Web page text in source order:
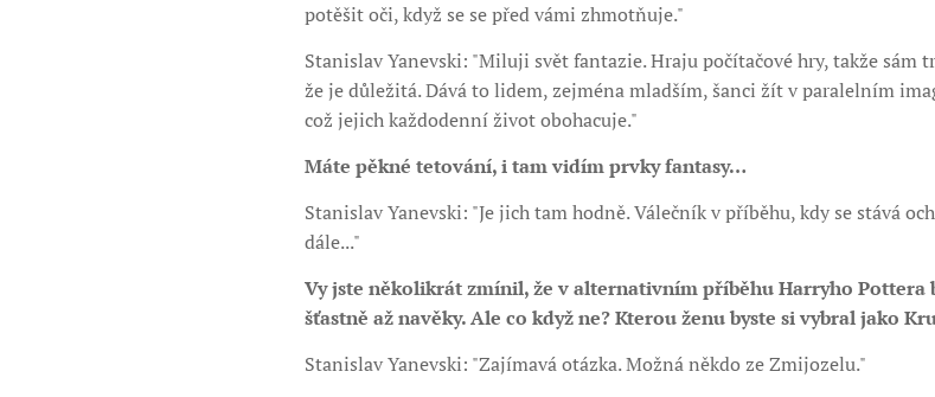
potěšit oči, když se se před vámi zhmotňuje."
Stanislav Yanevski: "Miluji svět fantazie. Hraju počítačové hry, takže sám
že je důležitá. Dává to lidem, zejména mladším, šanci žít v paralelním
což jejich každodenní život obohacuje."
Máte pěkné tetování, i tam vidím prvky fantasy…
Stanislav Yanevski: "Je jich tam hodně. Válečník v příběhu, kdy se stává
dále..."
Vy jste několikrát zmínil, že v alternativním příběhu Harryho Pottera
šťastně až navěky. Ale co když ne? Kterou ženu byste si vybral jako
Stanislav Yanevski: "Zajímavá otázka. Možná někdo ze Zmijozelu."